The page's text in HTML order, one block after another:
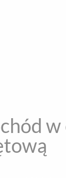
w